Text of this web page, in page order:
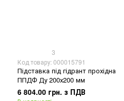
3
Код товару: 000015791
Підставка під гідрант прохідна
ППДФ Ду 200х200 мм
6 804.00 грн. з ПДВ